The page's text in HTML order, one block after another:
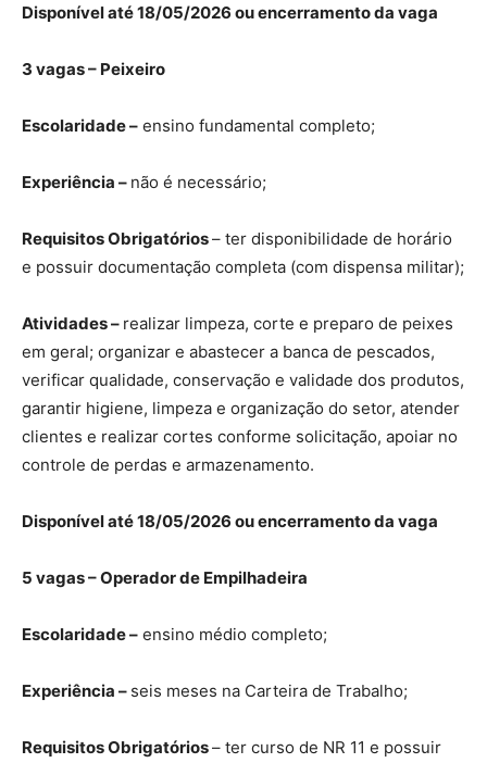
Disponível até 18/05/2026 ou encerramento da vaga
3 vagas – Peixeiro
Escolaridade – ensino fundamental completo;
Experiência – não é necessário;
Requisitos Obrigatórios– ter disponibilidade de horário
e possuir documentação completa (com dispensa militar);
Atividades – realizar limpeza, corte e preparo de peixes
em geral; organizar e abastecer a banca de pescados,
verificar qualidade, conservação e validade dos produtos,
garantir higiene, limpeza e organização do setor, atender
clientes e realizar cortes conforme solicitação, apoiar no
controle de perdas e armazenamento.
Disponível até 18/05/2026 ou encerramento da vaga
5 vagas – Operador de Empilhadeira
Escolaridade – ensino médio completo;
Experiência – seis meses na Carteira de Trabalho;
Requisitos Obrigatórios– ter curso de NR 11 e possuir